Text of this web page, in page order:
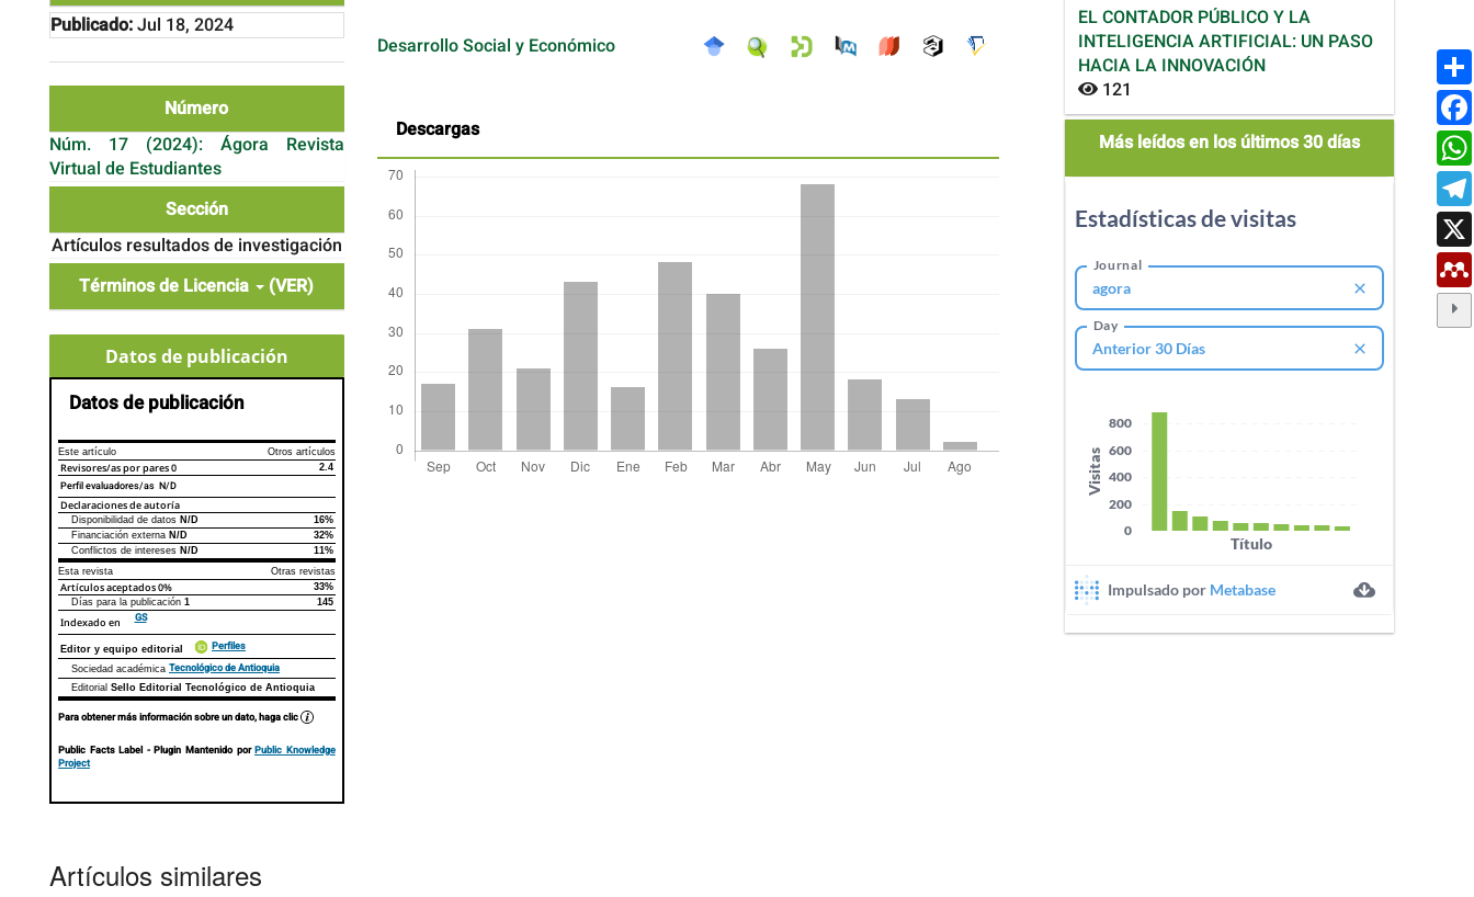
Publicado:Jul 18, 2024
Número
Núm. 17 (2024): Ágora Revista
Virtual de Estudiantes
Sección
Artículos resultados de investigación
Términos de Licencia
(VER)
Datos de publicación
Datos de publicación
Este artículo Otros artículos
Revisores/as por pares0 2.4
Perfil evaluadores/as N/D
Declaraciones de autoría
Declaraciones de autoríaEste artículo
Disponibilidad de datos N/D
16%
Financiación externa N/D
32%
Conflictos de intereses N/D
11%
Esta revista
Otras revistas
Artículos aceptados0%
33%
Días para la publicación 1 145
Indexado en GS
Editor y equipo editorial Perfiles
Sociedad académica Tecnológico de Antioquia
Editorial Sello Editorial Tecnológico de Antioquia
Para obtener más información sobre un dato, haga clic
Public Facts Label - Plugin Mantenido porPublic Knowledge
Project
Desarrollo Social y Económico
Descargas
Artículos similares
EL CONTADOR PÚBLICO Y LA
INTELIGENCIA ARTIFICIAL: UN PASO
HACIA LA INNOVACIÓN
121
mas_leidos
Más leídos en los últimos 30 días